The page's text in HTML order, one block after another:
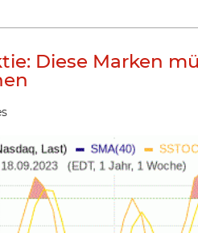
Diese Marken